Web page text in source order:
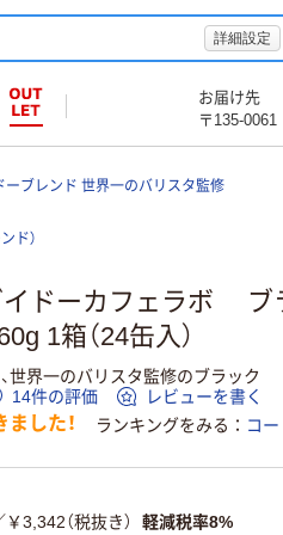
詳細設定
お届け先
〒135-0061
ーブレンド 世界一のバリスタ監修
ド）
ダイドーカフェラボ
1箱（24缶入）
世界一のバリスタ監修のブラック
14件の評価 レビューを書く
した！ ランキングをみる コ
￥3,342（税抜き） 軽減税率8%